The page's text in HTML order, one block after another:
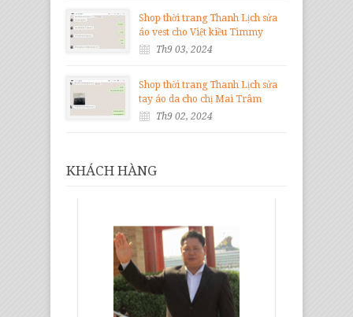
Shop thời trang Thanh Lịch sửa
áo vest cho Việt kiều Timmy
Th9 03, 2024
Shop thời trang Thanh Lịch sửa
tay áo da cho chị Mai Trâm
Th9 02, 2024
KHÁCH HÀNG